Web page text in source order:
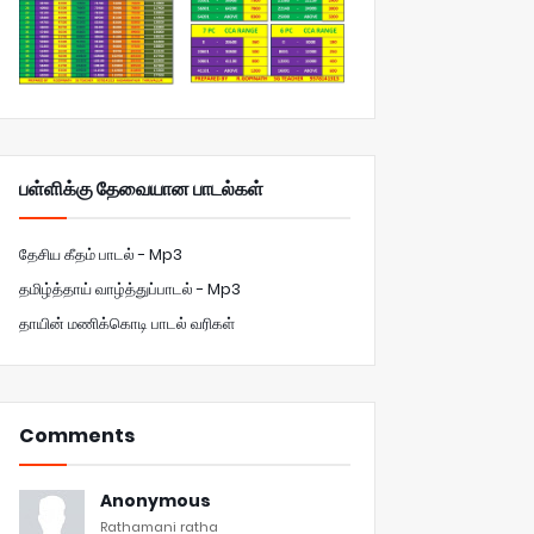
பள்ளிக்கு தேவையான பாடல்கள்
தேசிய கீதம் பாடல் - Mp3
தமிழ்த்தாய் வாழ்த்துப்பாடல் - Mp3
தாயின் மணிக்கொடி பாடல் வரிகள்
Comments
Anonymous
Rathamani ratha